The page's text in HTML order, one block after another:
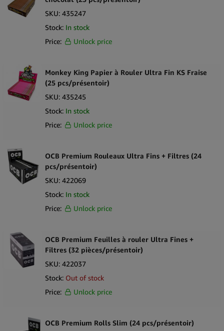
sont vendues légalement.
Arguments de vente clés
Format de feuille à rouler slim adapté aux préférences de roulage
Coupe et épaisseur de papier uniformes sur tous les paquets
Édition Psychodelic Monkey Pack avec des illustrations
accrocheuses
Format de présentoir de comptoir prêt à être commercialisé
Convient aux programmes de vente en gros et de détail
Contenu de la boîte
24 × paquets de feuilles à rouler Slim Psychodelic Monkey Pack
Monkey King
1 × Boîte de présentoir de comptoir
SKU: 435247
Stock: In stock
Price:
Unlock price
Monkey King Papier à Rouler Ultra Fin KS Fraise
(25 pcs/présentoir)
SKU: 435245
Stock: In stock
Price:
Unlock price
OCB Premium Rouleaux Ultra Fins + Filtres (24
pcs/présentoir)
SKU: 422069
Stock: In stock
Price:
Unlock price
OCB Premium Feuilles à rouler Ultra Fines +
Filtres (32 pièces/présentoir)
SKU: 422037
Stock: Out of stock
Price:
Unlock price
OCB Premium Rolls Slim (24 pcs/présentoir)